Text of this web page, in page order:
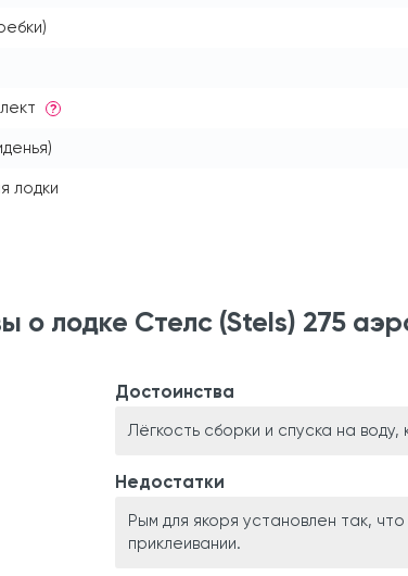
?
лодки
о лодке Стелс (Stels) 275
Достоинства
Лёгкость сборки и спуска на
Недостатки
Рым для якоря установлен так,
приклеивании.